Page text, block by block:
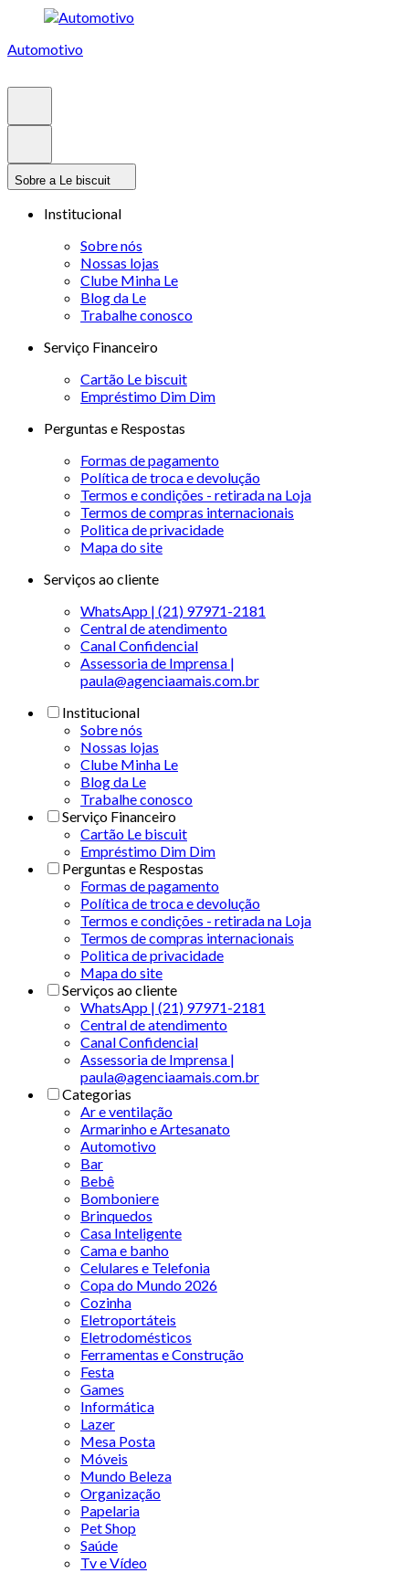
Automotivo
Sobre a Le biscuit
Institucional
Sobre nós
Nossas lojas
Clube Minha Le
Blog da Le
Trabalhe conosco
Serviço Financeiro
Cartão Le biscuit
Empréstimo Dim Dim
Perguntas e Respostas
Formas de pagamento
Política de troca e devolução
Termos e condições - retirada na Loja
Termos de compras internacionais
Politica de privacidade
Mapa do site
Serviços ao cliente
WhatsApp | (21) 97971-2181
Central de atendimento
Canal Confidencial
Assessoria de Imprensa |
paula@agenciaamais.com.br
Institucional
Sobre nós
Nossas lojas
Clube Minha Le
Blog da Le
Trabalhe conosco
Serviço Financeiro
Cartão Le biscuit
Empréstimo Dim Dim
Perguntas e Respostas
Formas de pagamento
Política de troca e devolução
Termos e condições - retirada na Loja
Termos de compras internacionais
Politica de privacidade
Mapa do site
Serviços ao cliente
WhatsApp | (21) 97971-2181
Central de atendimento
Canal Confidencial
Assessoria de Imprensa |
paula@agenciaamais.com.br
Categorias
Ar e ventilação
Armarinho e Artesanato
Automotivo
Bar
Bebê
Bomboniere
Brinquedos
Casa Inteligente
Cama e banho
Celulares e Telefonia
Copa do Mundo 2026
Cozinha
Eletroportáteis
Eletrodomésticos
Ferramentas e Construção
Festa
Games
Informática
Lazer
Mesa Posta
Móveis
Mundo Beleza
Organização
Papelaria
Pet Shop
Saúde
Tv e Vídeo